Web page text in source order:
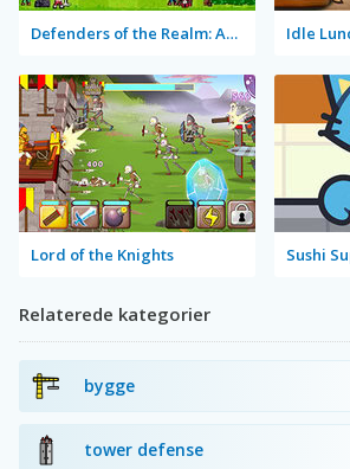
Defenders of the Realm: An Epic War! Idle
Lord of the Knights Sushi
Relaterede kategorier
bygge
tower defense